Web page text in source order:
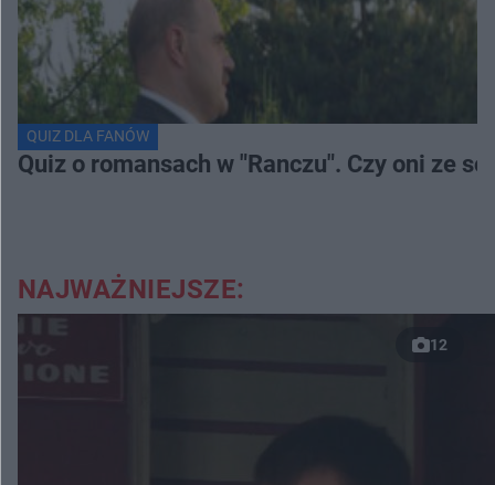
QUIZ DLA FANÓW
Quiz o romansach w "Ranczu". Czy oni ze
NAJWAŻNIEJSZE:
12